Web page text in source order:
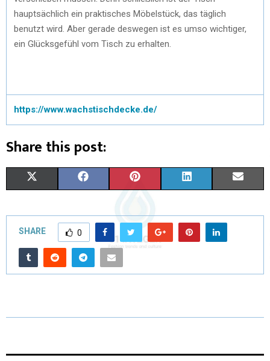
hauptsächlich ein praktisches Möbelstück, das täglich
benutzt wird. Aber gerade deswegen ist es umso wichtiger,
ein Glücksgefühl vom Tisch zu erhalten.
https://www.wachstischdecke.de/
Share this post:
I
R
C
E
B
N
T
T
N
K
SHARE 0